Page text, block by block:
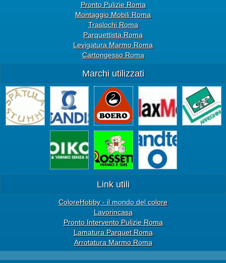
Pronto Pulizie Roma
Montaggio Mobili Roma
Traslochi Roma
Parquettista Roma
Levigatura Marmo Roma
Cartongesso Roma
Marchi utilizzati
Link utili
ColoreHobby - il mondo del colore
Lavorincasa
Pronto Intervento Pulizie Roma
Lamatura Parquet Roma
Arrotatura Marmo Roma